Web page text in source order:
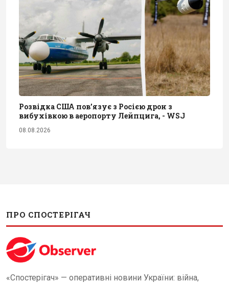
Розвідка США пов’язує з Росією дрон з
вибухівкою в аеропорту Лейпцига, - WSJ
08.08.2026
ПРО СПОСТЕРІГАЧ
«Спостерігач» — оперативні новини України: війна,